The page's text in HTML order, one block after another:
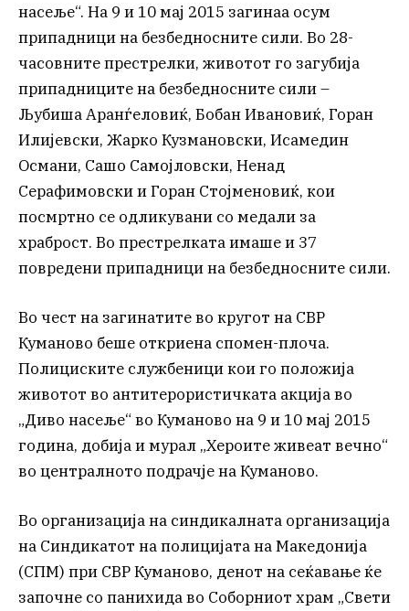
насеље“. На 9 и 10 мај 2015 загинаа осум
припадници на безбедносните сили. Во 28-
часовните престрелки, животот го загубија
припадниците на безбедносните сили –
Љубиша Аранѓеловиќ, Бобан Ивановиќ, Горан
Илијевски, Жарко Кузмановски, Исамедин
Османи, Сашо Самојловски, Ненад
Серафимовски и Горан Стојменовиќ, кои
посмртно се одликувани со медали за
храброст. Во престрелката имаше и 37
повредени припадници на безбедносните сили.
Во чест на загинатите во кругот на СВР
Куманово беше откриена спомен-плоча.
Полициските службеници кои го положија
животот во антитерористичката акција во
„Диво насеље“ во Куманово на 9 и 10 мај 2015
година, добија и мурал „Хероите живеат вечно“
во централното подрачје на Куманово.
Во организација на синдикалната организација
на Синдикатот на полицијата на Македонија
(СПМ) при СВР Куманово, денот на сеќавање ќе
започне со панихида во Соборниот храм „Свети